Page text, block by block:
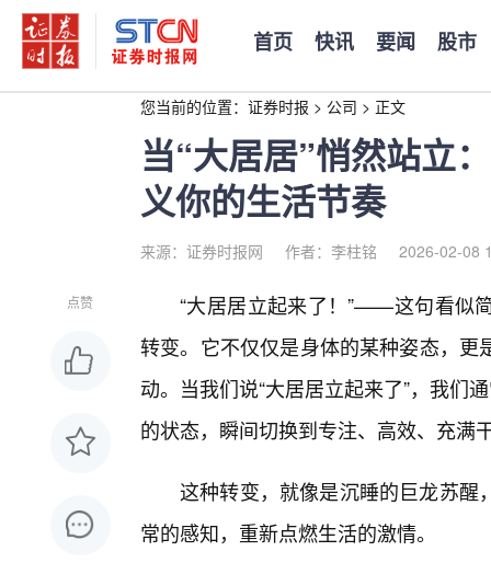
首页 快讯 要闻 股市
您当前的位置： 证券时报 > 公司 > 正文
当“大居居”悄然站立
义你的生活节奏
来源：证券时报网 作者：李柱铭 2026-02-08
点赞
“大居居立起来了！”——这句看似
转变。它不仅仅是身体的某种姿态，
动。当我们说“大居居立起来了”，我们
的状态，瞬间切换到专注、高效、充满
这种转变，就像是沉睡的巨龙苏醒
常的感知，重新点燃生活的激情。